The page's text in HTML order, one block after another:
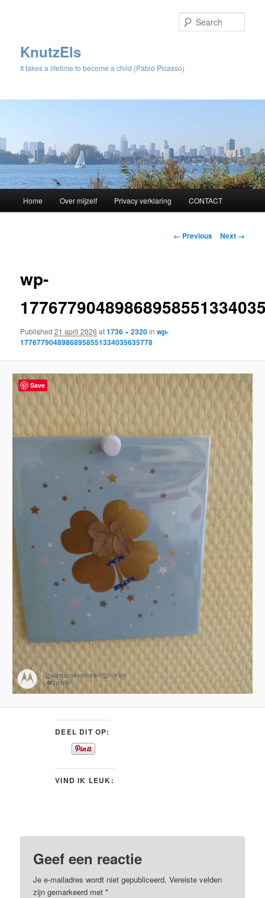
KnutzEls
It takes a lifetime to become a child (Pablo Picasso)
Skip
content
Home Over mijzelf Privacy verklaring CONTACT
Image
← Previous Next →
wp-
Published21 april 2026 at1736 × 2320inwp-
17767790489868958551334035635778
DEEL DIT OP:
VIND IK LEUK:
Geef een reactie
Je e-mailadres wordt niet gepubliceerd. Vereiste velden
zijn gemarkeerd met*
Save